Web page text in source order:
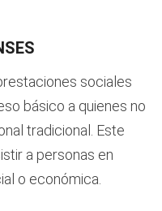
sociales
básico a quienes no
tradicional. Este
a personas en
o económica.